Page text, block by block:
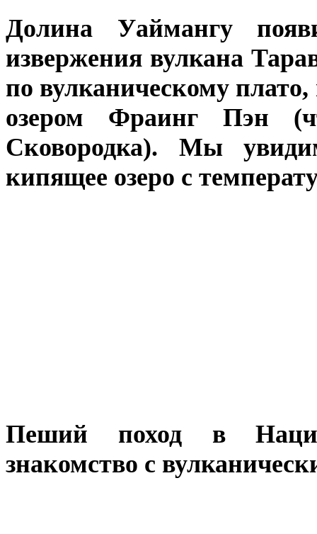
Долина Уаймангу
извержения вулкана
по вулканическому
озером Фраинг Пэн
Сковородка). Мы
кипящее озеро с
Пеший поход в
знакомство с